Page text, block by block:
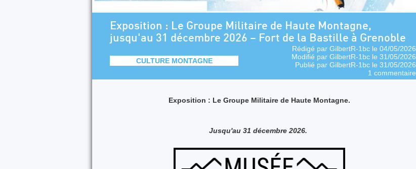
Exposition : Le Groupe Militaire de Haute Montagne,
jusqu'au 31 décembre 2026 – Fort de la Bastille à Grenoble
CULTURE MONTAGNE
Rédigé par GilbertR-1bc le 04/05/2026
Modifié par GilbertR-1bc le 31/05/2026
Publié par GilbertR-1bc le 31/05/2026
1 commentaire
Exposition : Le Groupe Militaire de Haute Montagne.
Jusqu'au 31 décembre 2026.